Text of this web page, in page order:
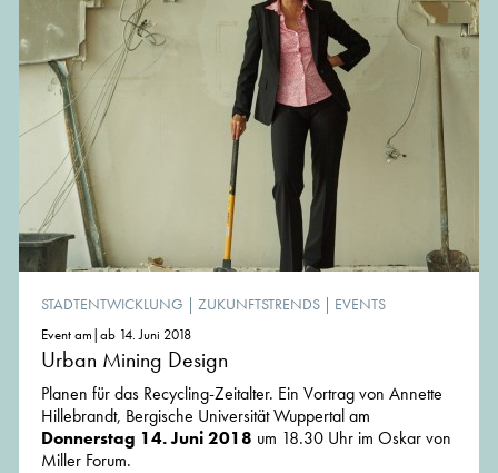
STADTENTWICKLUNG | ZUKUNFTSTRENDS | EVENTS
Event am|ab 14. Juni 2018
Urban Mining Design
Planen für das Recycling-Zeitalter. Ein Vortrag von Annette
Hillebrandt, Bergische Universität Wuppertal am
Donnerstag 14. Juni 2018 um 18.30 Uhr im Oskar von
Miller Forum.